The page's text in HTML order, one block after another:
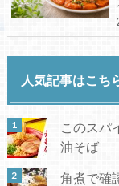
人気記事はこち
このス
油そば
角煮で確